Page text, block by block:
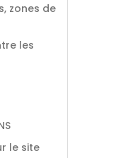
zones de
les
le site